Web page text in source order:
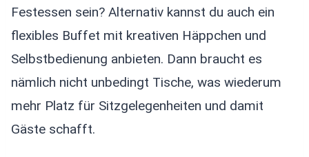
Festessen sein? Alternativ kannst du auch ein
flexibles Buffet mit kreativen Häppchen und
Selbstbedienung anbieten. Dann braucht es
nämlich nicht unbedingt Tische, was wiederum
mehr Platz für Sitzgelegenheiten und damit
Gäste schafft.